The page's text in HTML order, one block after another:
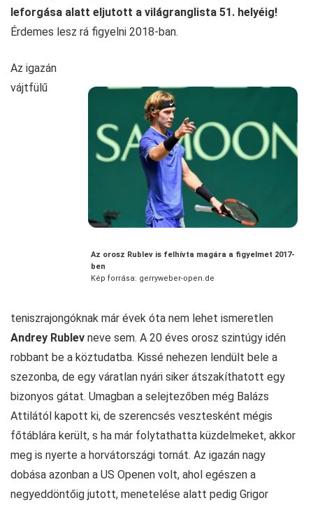
leforgása alatt eljutott a világranglista 51. helyéig!
Érdemes lesz rá figyelni 2018-ban.
Az orosz Rublev is felhívta magára a figyelmet 2017-
ben
Kép forrása: gerryweber-open.de
Az igazán
vájtfülű
teniszrajongóknak már évek óta nem lehet ismeretlen
Andrey Rublev neve sem. A 20 éves orosz szintúgy idén
robbant be a köztudatba. Kissé nehezen lendült bele a
szezonba, de egy váratlan nyári siker átszakíthatott egy
bizonyos gátat. Umagban a selejtezőben még Balázs
Attilától kapott ki, de szerencsés vesztesként mégis
főtáblára került, s ha már folytathatta küzdelmeket, akkor
meg is nyerte a horvátországi tornát. Az igazán nagy
dobása azonban a US Openen volt, ahol egészen a
negyeddöntőig jutott, menetelése alatt pedig Grigor